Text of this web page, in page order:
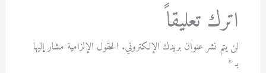
اترك تعليقاً
لن يتم نشر عنوان بريدك الإلكتروني. الحقول الإلزامية مشار إليها
بـ*